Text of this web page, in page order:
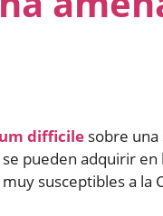
difficile sobre una
pueden adquirir en
susceptibles a la